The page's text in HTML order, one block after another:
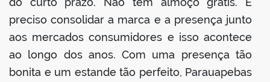
preciso consolidar a marca e a presença junto
aos mercados consumidores e isso acontece
ao longo dos anos. Com uma presença tão
bonita e um estande tão perfeito, Parauapebas